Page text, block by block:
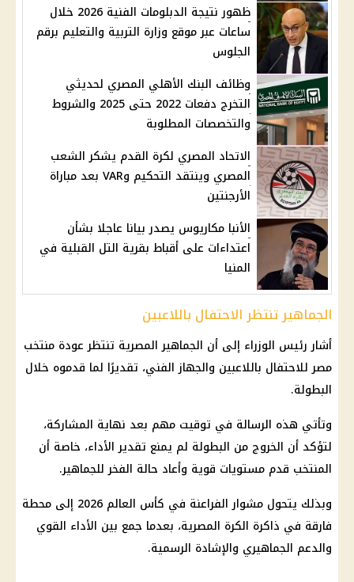
ظهور نتيجة الدبلومات الفنية 2026 خلال
ساعات عبر موقع وزارة التربية والتعليم برقم
الجلوس
وظائف البنك الأهلي المصري لحديثي
التخرج دفعات 2022 حتى 2025 والشروط
والتخصصات المطلوبة
الاتحاد المصري لكرة القدم يشكر الشعب
المصري وينتقد التحكيم وVAR بعد مباراة
الأرجنتين
الأنبا مكاريوس يصدر بيانا عاجلا بشأن
اعتداءات على أقباط بقرية التل القبلية في
المنيا
الجماهير تنتظر الاحتفال باللاعبين
أشاررئيس الوزراء إلى أن الجماهير المصرية تنتظرعودة منتخب
مصرللاحتفال باللاعبين والجهاز الفني، تقديرًا لما قدموه خلال
البطولة.
وتأتي هذه الرسالة في توقيت مهم بعد نهاية المشاركة،
لتؤكد أن الخروج من البطولة لم يمنع تقدير الأداء، خاصة أن
المنتخب قدم مستويات قوية وأعاد حالة الفخر للجماهير.
وبذلك يتحول مشوارالفراعنة في كأس العالم
2026 إلى محطة
فارقة في ذاكرة الكرة المصرية، بعدما جمع بين الأداء القوي
والدعم الجماهيري والإشادة الرسمية.